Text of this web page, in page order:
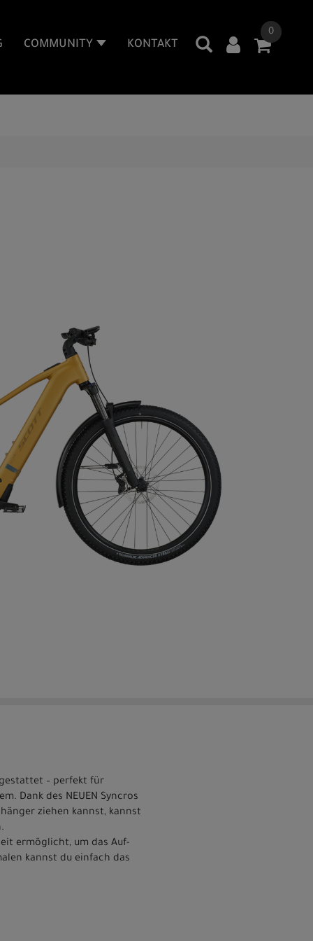
0
COMMUNITY KONTAKT
– perfekt für
Dank des NEUEN Syncros
ziehen kannst, kannst
ermöglicht, um das Auf-
kannst du einfach das